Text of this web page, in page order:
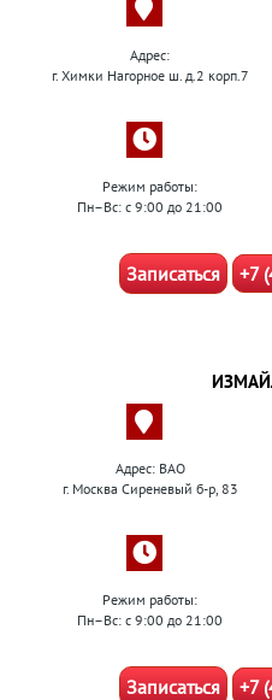
Адрес:
г. Химки Нагорное ш. д.2 корп.7
Режим работы:
Пн–Вс: с 9:00 до 21:00
Записаться +7
Адрес: ВАО
г. Москва Сиреневый б-р, 83
Режим работы:
Пн–Вс: с 9:00 до 21:00
Записаться +7